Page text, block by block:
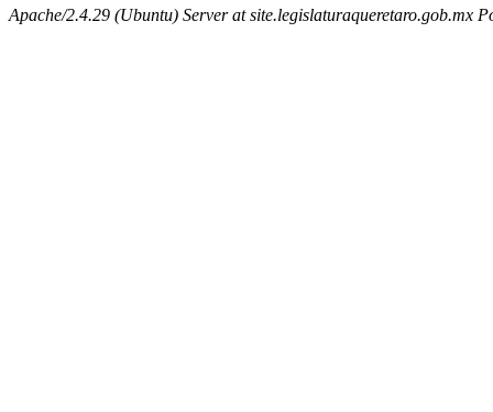
Apache/2.4.29 (Ubuntu) Server at site.legislaturaqueretaro.gob.mx